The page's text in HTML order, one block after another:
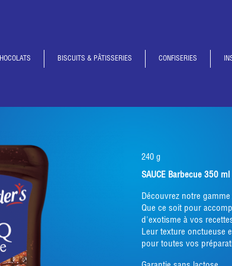
BISCUITS & PÂTISSERIES CONFISERIES
240 g
SAUCE Barbecue 350 ml
Découvrez notre
Que ce soit pour
d'exotisme à vos
Leur texture onctueuse
pour toutes vos